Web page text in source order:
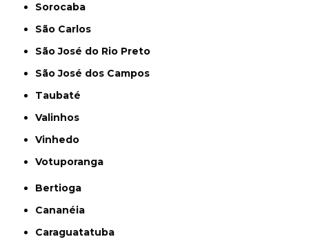
Sorocaba
São Carlos
São José do Rio Preto
São José dos Campos
Taubaté
Valinhos
Vinhedo
Votuporanga
Bertioga
Cananéia
Caraguatatuba